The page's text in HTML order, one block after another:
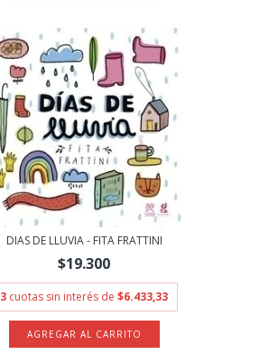
DIAS DE LLUVIA - FITA FRATTINI
$19.300
3 cuotas sin interés de$6.433,33